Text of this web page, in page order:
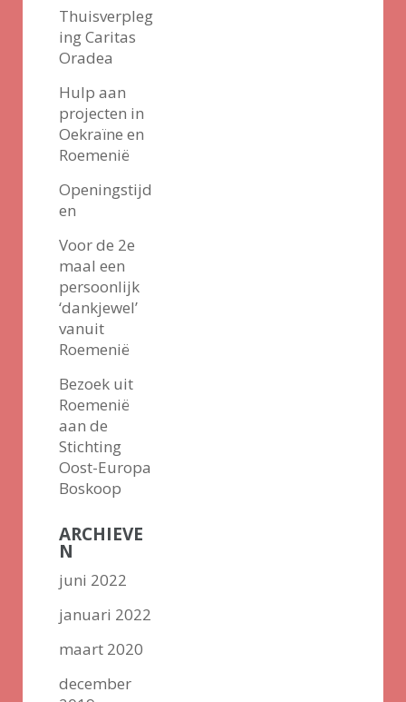
Thuisverpleg
ing Caritas
Oradea
Hulp aan
projecten in
Oekraïne en
Roemenië
Openingstijd
en
Voor de 2e
maal een
persoonlijk
‘dankjewel’
vanuit
Roemenië
Bezoek uit
Roemenië
aan de
Stichting
Oost-Europa
Boskoop
ARCHIEVE
N
juni 2022
januari 2022
maart 2020
december